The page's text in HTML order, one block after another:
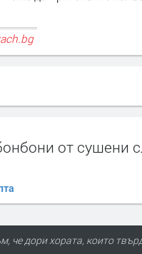
от сушени
че дори хората, които